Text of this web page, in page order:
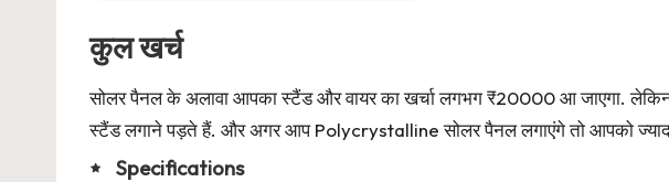
कुल खर्च
सोलर पैनल के अलावा आपका स्टैंड और वायर का खर्चा लगभग ₹20000 आ जाएगा. लेकिन
स्टैंड लगाने पड़ते हैं. और अगर आप Polycrystalline सोलर पैनल लगाएंगे तो आपको
Specifications